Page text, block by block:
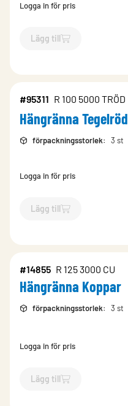
Logga in för pris
Lägg till
`$Lägg till
#95311 R 100 5000 TRÖD
Hängränna Tegelröd
förpackningsstorlek: 3 st
Logga in för pris
Lägg till
`$Lägg till
#14855 R 125 3000 CU
Hängränna Koppar
förpackningsstorlek: 3 st
Logga in för pris
Lägg till
`$Lägg till